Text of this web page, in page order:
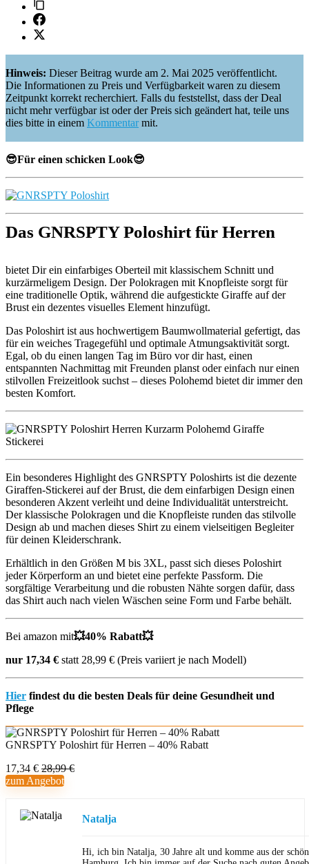
Hinweis: Dieser Beitrag wurde am 2. Mai 2025 veröffentlicht.
Die Informationen zu Preis und Verfügbarkeit waren zu diesem
Zeitpunkt korrekt recherchiert. Falls du feststellst, dass der Deal
nicht mehr verfügbar ist oder der Preis sich geändert hat, teile uns
dies bitte in einem Kommentarmit.
😎Für einen schicken Look😎
Das GNRSPTY Poloshirt für Herren
bietet Dir ein einfarbiges Oberteil mit klassischem Schnitt und
kurzärmeligem Design. Der Polokragen mit Knopfleiste sorgt für
eine traditionelle Optik, während die aufgestickte Giraffe auf der
Brust ein dezentes visuelles Element hinzufügt.
Das Poloshirt ist aus hochwertigem Baumwollmaterial gefertigt, das
für ein weiches Tragegefühl und optimale Atmungsaktivität sorgt.
Egal, ob du einen langen Tag im Büro vor dir hast, einen
entspannten Nachmittag mit Freunden planst oder einfach nur einen
stilvollen Freizeitlook suchst – dieses Polohemd bietet dir immer den
besten Komfort.
Ein besonderes Highlight des GNRSPTY Poloshirts ist die dezente
Giraffen-Stickerei auf der Brust, die dem einfarbigen Design einen
besonderen Akzent verleiht und deine Individualität unterstreicht.
Der klassische Polokragen und die Knopfleiste runden das stilvolle
Design ab und machen dieses Shirt zu einem vielseitigen Begleiter
für deinen Kleiderschrank.
Erhältlich in den Größen M bis 3XL, passt sich dieses Poloshirt
jeder Körperform an und bietet eine perfekte Passform. Die
sorgfältige Verarbeitung und die robusten Nähte sorgen dafür, dass
das Shirt auch nach vielen Wäschen seine Form und Farbe behält.
Bei amazon mit💥40% Rabatt💥
nur 17,34 € statt 28,99 € (Preis variiert je nach Modell)
Hier findest du die besten Deals für deine Gesundheit und
Pflege
GNRSPTY Poloshirt für Herren – 40% Rabatt
17,34 € 28,99 €
zum Angebot
Natalja
Hi, ich bin Natalja, 30 Jahre alt und komme aus der